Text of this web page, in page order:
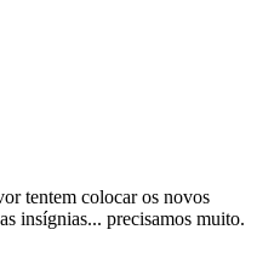
tentem colocar os novos
insígnias... precisamos muito.